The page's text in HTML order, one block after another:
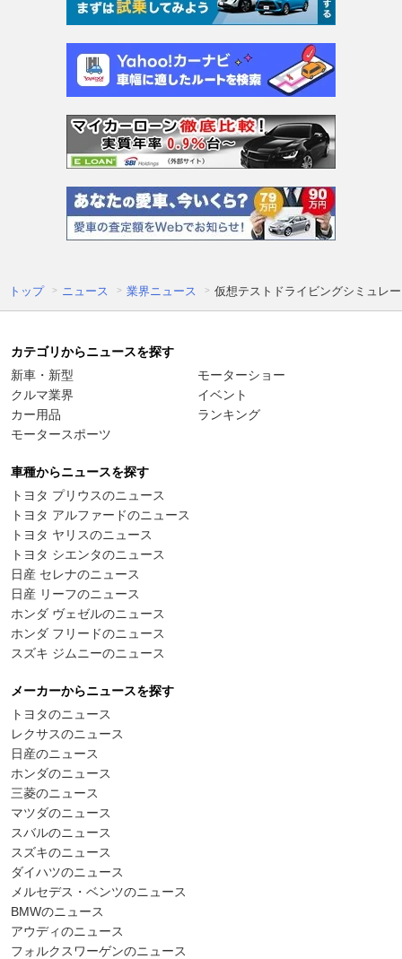
トップ ニュース 業界ニュース 仮想テストドライビングシミュレ
カテゴリからニュースを探す
新車・新型
クルマ業界
カー用品
モータースポーツ
モーターショー
イベント
ランキング
車種からニュースを探す
トヨタ プリウスのニュース
トヨタ アルファードのニュース
トヨタ ヤリスのニュース
トヨタ シエンタのニュース
日産 セレナのニュース
日産 リーフのニュース
ホンダ ヴェゼルのニュース
ホンダ フリードのニュース
スズキ ジムニーのニュース
メーカーからニュースを探す
トヨタのニュース
レクサスのニュース
日産のニュース
ホンダのニュース
三菱のニュース
マツダのニュース
スバルのニュース
スズキのニュース
ダイハツのニュース
メルセデス・ベンツのニュース
BMWのニュース
アウディのニュース
フォルクスワーゲンのニュース